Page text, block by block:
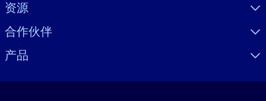
资源
合作伙伴
产品